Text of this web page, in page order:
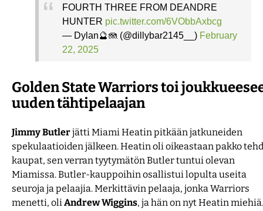
FOURTH THREE FROM DEANDRE
HUNTER pic.twitter.com/6VObbAxbcg
— Dylan🔮🪼 (@dillybar2145__) February
22, 2025
Golden State Warriors toi
uuden tähtipelaajan
JimmyButlerjätti Miami Heatin pitkään jatkuneiden
spekulaatioiden jälkeen. Heatin oli oikeastaan pakko
kaupat, sen verran tyytymätön Butler tuntui olevan
Miamissa. Butler-kauppoihin osallistui lopulta useita
seuroja ja pelaajia. Merkittävin pelaaja, jonka Warriors
menetti, oliAndrewWiggins, ja hän on nyt Heatin miehiä.